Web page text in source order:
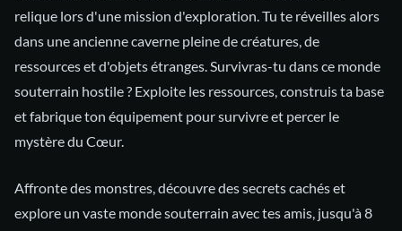
relique lors d'une mission d'exploration. Tu te réveilles alors
dans une ancienne caverne pleine de créatures, de
ressources et d'objets étranges. Survivras-tu dans ce monde
souterrain hostile ? Exploite les ressources, construis ta base
et fabrique ton équipement pour survivre et percer le
mystère du Cœur.
Affronte des monstres, découvre des secrets cachés et
explore un vaste monde souterrain avec tes amis, jusqu'à 8